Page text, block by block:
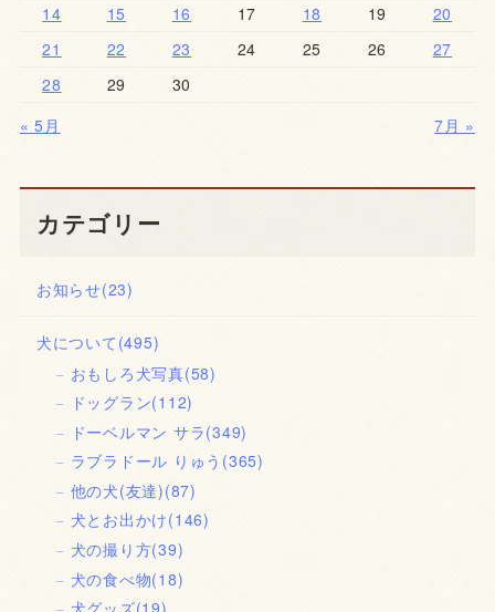
14
15 16 17 18 19
20
21
22 23 24 25 26
27
28
29
30
« 5月
7月 »
カテゴリー
お知らせ(23)
犬について (495)
おもしろ犬写真(58)
ドッグラン(112)
ドーベルマン サラ(349)
ラブラドール りゅう (365)
他の犬(友達)(87)
犬とお出かけ(146)
犬の撮り方(39)
犬の食べ物(18)